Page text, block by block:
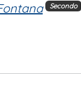
Secondo